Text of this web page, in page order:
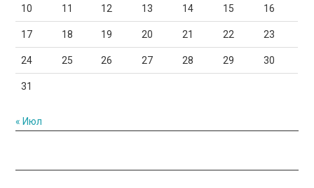
10 11 12 13 14 15 16
17 18 19 20 21 22 23
24 25 26 27 28 29 30
31
« Июл